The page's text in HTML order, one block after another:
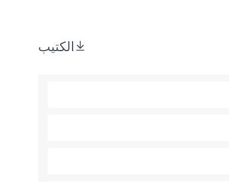
الكتيب